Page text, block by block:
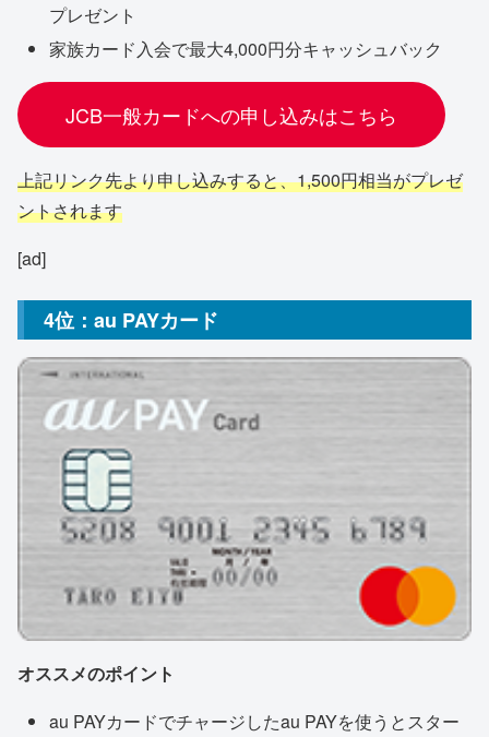
プレゼント
家族カード入会で最大4,000円分キャッシュバック
JCB一般カードへの申し込みはこちら
上記リンク先より申し込みすると、1,500円相当がプレゼ
ントされます
[ad]
4位：au PAYカード
オススメのポイント
au PAYカードでチャージしたau PAYを使うとスター